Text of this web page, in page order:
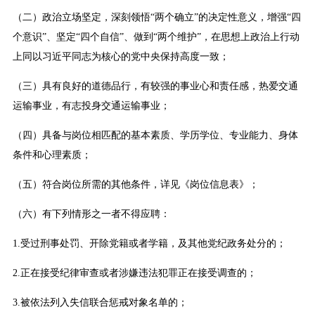
（二）政治立场坚定，深刻领悟“两个确立”的决定性意义，增强“四
个意识”、坚定“四个自信”、做到“两个维护”，在思想上政治上行动
上同以习近平同志为核心的党中央保持高度一致；
（三）具有良好的道德品行，有较强的事业心和责任感，热爱交通
运输事业，有志投身交通运输事业；
（四）具备与岗位相匹配的基本素质、学历学位、专业能力、身体
条件和心理素质；
（五）符合岗位所需的其他条件，详见《岗位信息表》；
（六）有下列情形之一者不得应聘：
1.受过刑事处罚、开除党籍或者学籍，及其他党纪政务处分的；
2.正在接受纪律审查或者涉嫌违法犯罪正在接受调查的；
3.被依法列入失信联合惩戒对象名单的；